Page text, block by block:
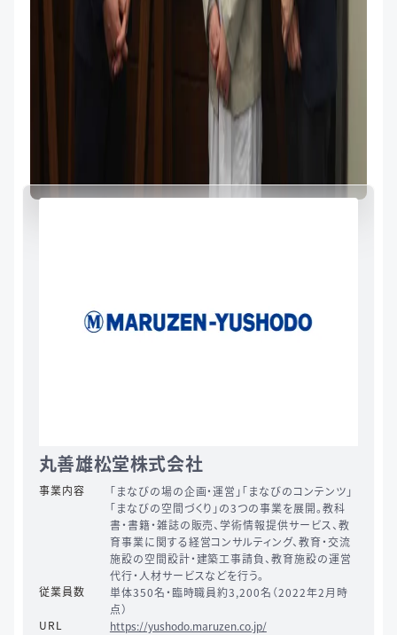
丸善雄松堂株式会社
事業内容
「まなびの場の企画・運営」「まなびのコンテンツ」
「まなびの空間づくり」の3つの事業を展開。教科
書・書籍・雑誌の販売、学術情報提供サービス、教
育事業に関する経営コンサルティング、教育・交流
施設の空間設計・建築工事請負、教育施設の運営
代行・人材サービスなどを行う。
従業員数
単体350名・臨時職員約3,200名（2022年2月時
点）
URL
https://yushodo.maruzen.co.jp/